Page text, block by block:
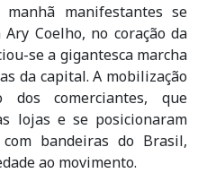
manifestantes se
Coelho, no coração da
se a gigantesca marcha
da capital. A mobilização
comerciantes, que
lojas e se posicionaram
bandeiras do Brasil,
ao movimento.